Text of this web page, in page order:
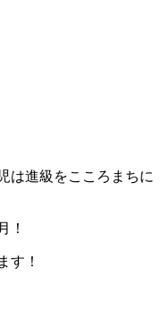
は進級をこころまちに
！
す！